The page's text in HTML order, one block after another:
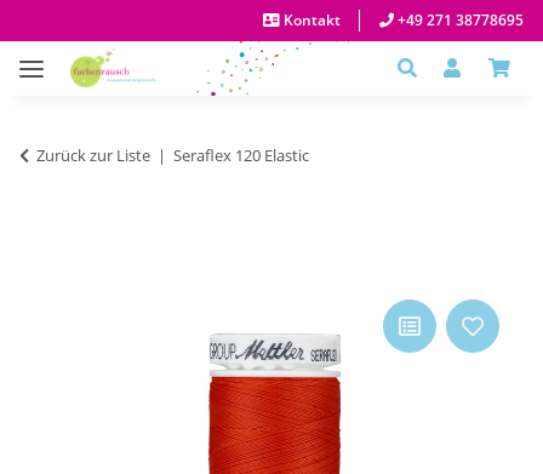
Kontakt +49 271 38778695
Zurück zur Liste Seraflex 120 Elastic